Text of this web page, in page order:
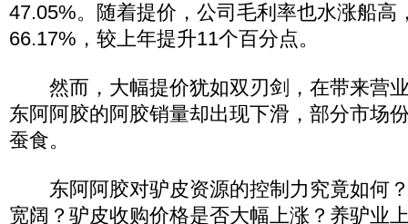
47.05%。随着提价，公司毛利率也水涨船高
66.17%，较上年提升11个百分点。
然而，大幅提价犹如双刃剑，在带来营
东阿阿胶的阿胶销量却出现下滑，部分市场
蚕食。
东阿阿胶对驴皮资源的控制力究竟如何
宽阔？驴皮收购价格是否大幅上涨？养驴业